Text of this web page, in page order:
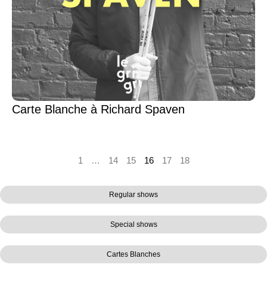
Regular shows
Special shows
Cartes Blanches
Carte Blanche à Richard Spaven
1 … 14 15 16 17 18